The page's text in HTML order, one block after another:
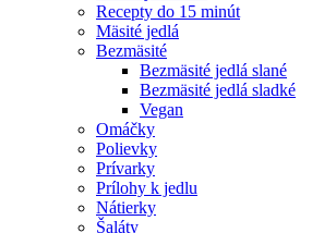
Recepty do 15 minút
Mäsité jedlá
Bezmäsité
Bezmäsité jedlá slané
Bezmäsité jedlá sladké
Vegan
Omáčky
Polievky
Prívarky
Prílohy k jedlu
Nátierky
Šaláty